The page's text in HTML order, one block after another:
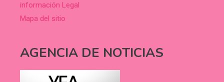
información Legal
Mapa del sitio
AGENCIA DE NOTICIAS